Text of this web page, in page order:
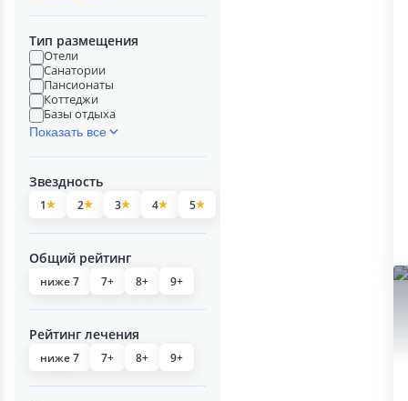
Тип размещения
Отели
Санатории
Пансионаты
Коттеджи
Базы отдыха
Показать все
Звездность
1 2 3 4 5
Общий рейтинг
ниже 7 7+ 8+ 9+
Рейтинг лечения
ниже 7 7+ 8+ 9+